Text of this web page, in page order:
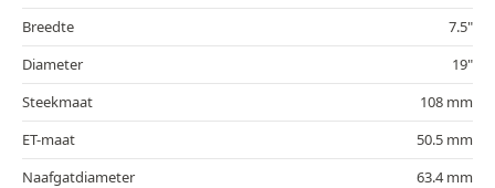
Breedte
7.5"
Diameter
19"
Steekmaat
108 mm
ET-maat
50.5 mm
Naafgatdiameter
63.4 mm